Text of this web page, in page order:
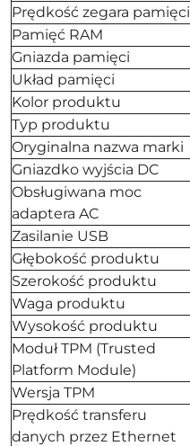
Prędkość zegara pamięci
Pamięć RAM
Gniazda pamięci
Układ pamięci
Kolor produktu
Typ produktu
Oryginalna nazwa marki
Gniazdko wyjścia DC
Obsługiwana moc
adaptera AC
Zasilanie USB
Głębokość produktu
Szerokość produktu
Waga produktu
Wysokość produktu
Moduł TPM (Trusted
Platform Module)
Wersja TPM
Prędkość transferu
danych przez Ethernet